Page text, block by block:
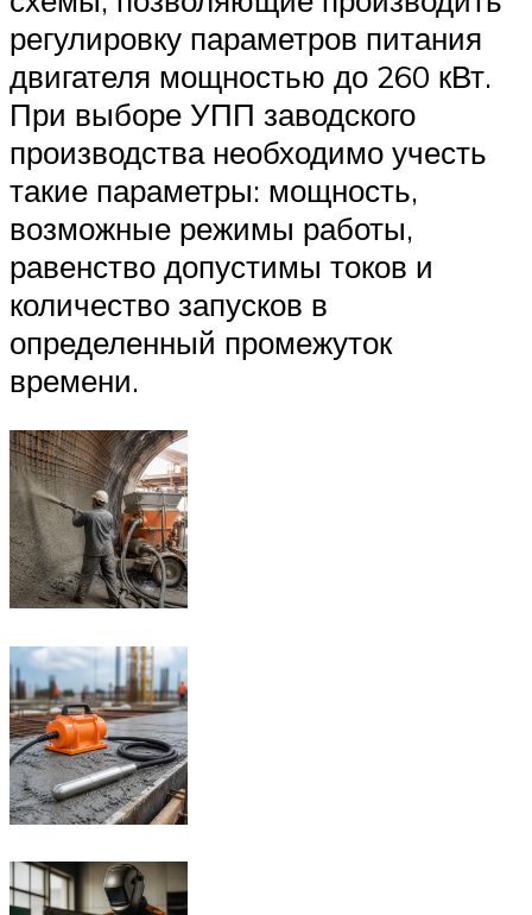
регулировку параметров питания
двигателя мощностью до 260 кВт.
При выборе УПП заводского
производства необходимо учесть
такие параметры: мощность,
возможные режимы работы,
равенство допустимы токов и
количество запусков в
определенный промежуток
времени.